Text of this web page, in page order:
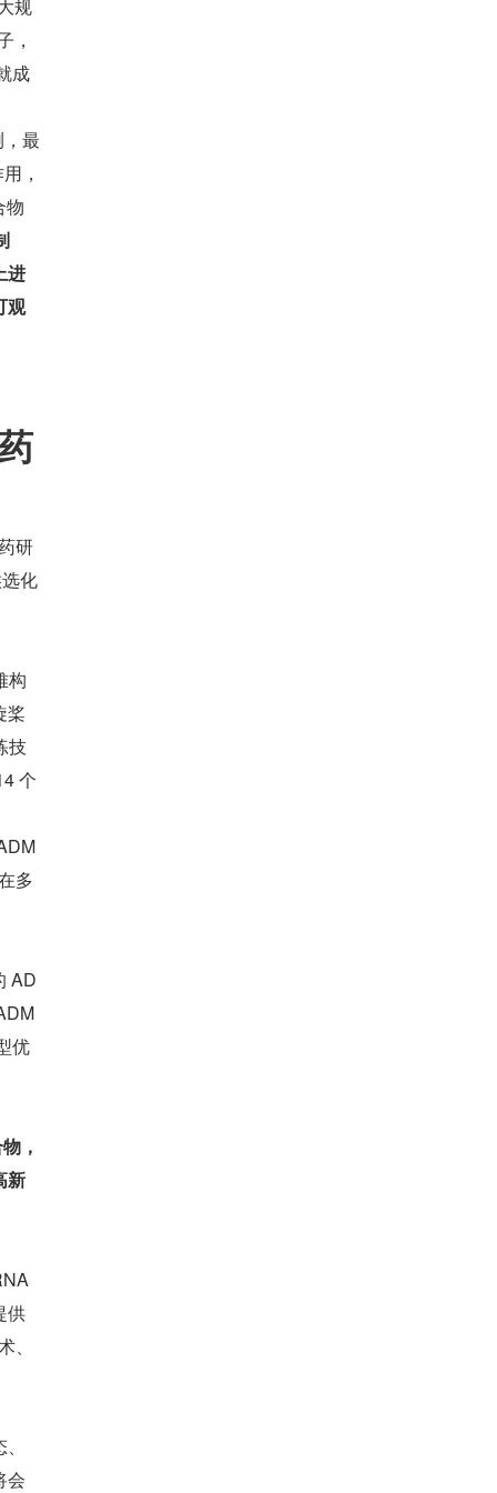
规
，
成
最
，
物
进
观
研
化
构
桨
技
个
多
AD
优
，
新
供
会